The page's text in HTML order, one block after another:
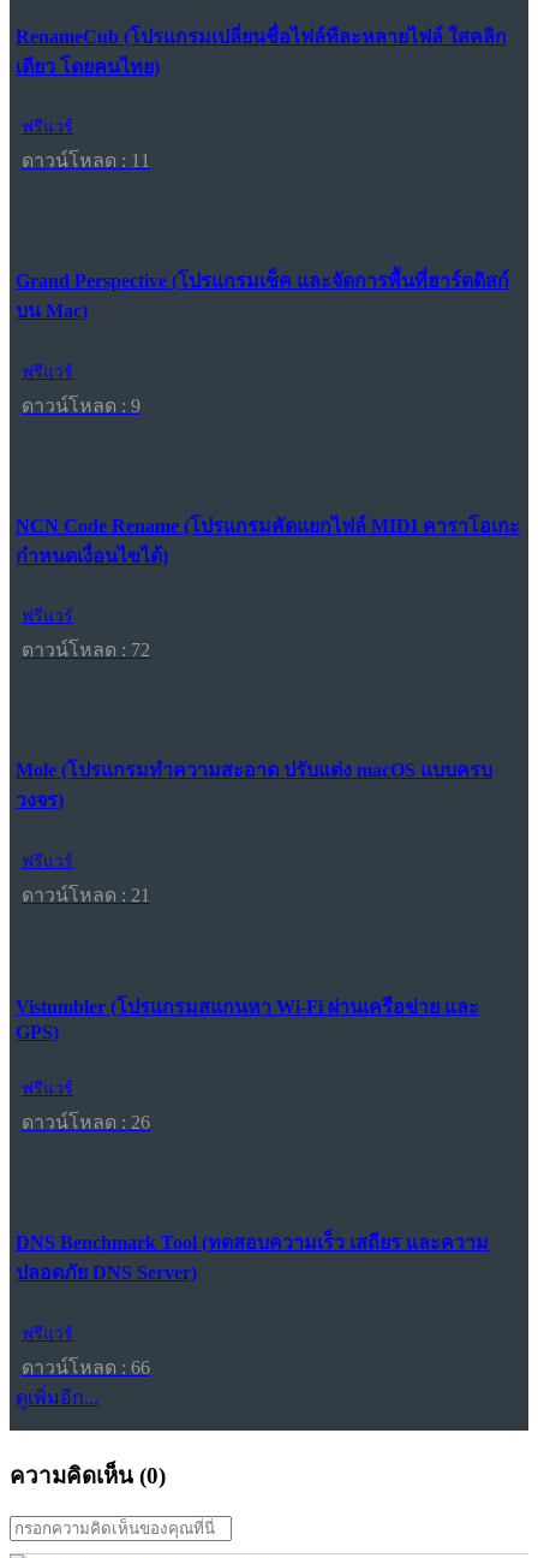
RenameCub (โปรแกรมเปลี่ยนชื่อไฟล์ทีละหลายไฟล์ ใสคลิก
เดียว โดยคนไทย)
ฟรีแวร์
ดาวน์โหลด : 11
Grand Perspective (โปรแกรมเช็ค และจัดการพื้นที่ฮาร์ดดิสก์
บน Mac)
ฟรีแวร์
ดาวน์โหลด : 9
NCN Code Rename (โปรแกรมคัดแยกไฟล์ MIDI คาราโอเกะ
กำหนดเงื่อนไขได้)
ฟรีแวร์
ดาวน์โหลด : 72
Mole (โปรแกรมทำความสะอาด ปรับแต่ง macOS แบบครบ
วงจร)
ฟรีแวร์
ดาวน์โหลด : 21
Vistumbler (โปรแกรมสแกนหา Wi-Fi ผ่านเครือข่าย และ
GPS)
ฟรีแวร์
ดาวน์โหลด : 26
DNS Benchmark Tool (ทดสอบความเร็ว เสถียร และความ
ปลอดภัย DNS Server)
ฟรีแวร์
ดาวน์โหลด : 66
ดูเพิ่มอีก...
ความคิดเห็น (0)